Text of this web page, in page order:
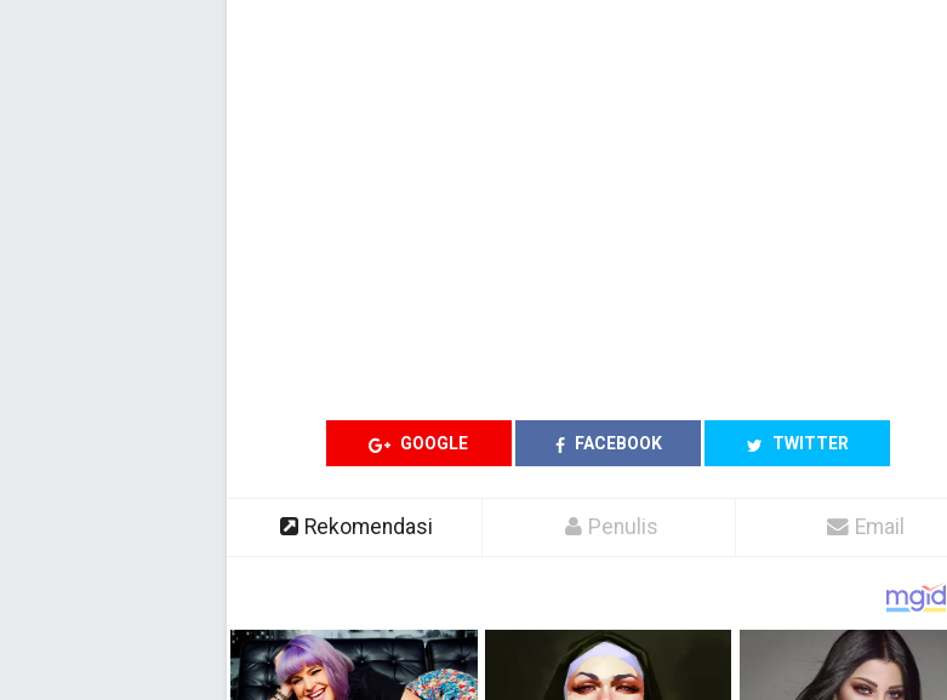
GOOGLE FACEBOOK TWITTER
Rekomendasi Penulis Email